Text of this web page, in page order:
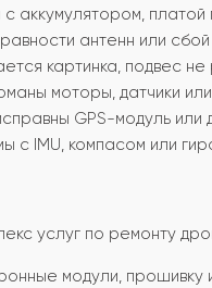
аккумулятором,
антенн или
картинка, подвес
моторы, датчики
GPS-модуль или
с IMU, компасом или
услуг по ремонту
модули, прошивку